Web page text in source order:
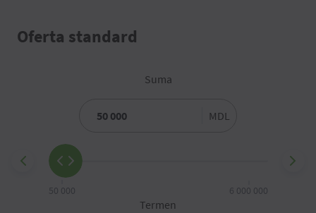
Oferta standard
Suma
MDL
50 000 6 000 000
Termen